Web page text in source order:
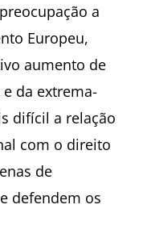
a
Europeu,
aumento de
da extrema-
difícil a relação
com o direito
de
defendem os